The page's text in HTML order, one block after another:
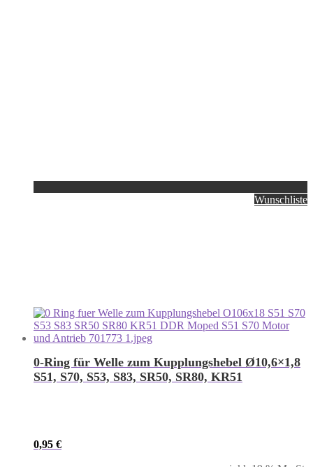
Wunschliste
0-Ring für Welle zum Kupplungshebel Ø10,6×1,8
S51, S70, S53, S83, SR50, SR80, KR51
0,95 €